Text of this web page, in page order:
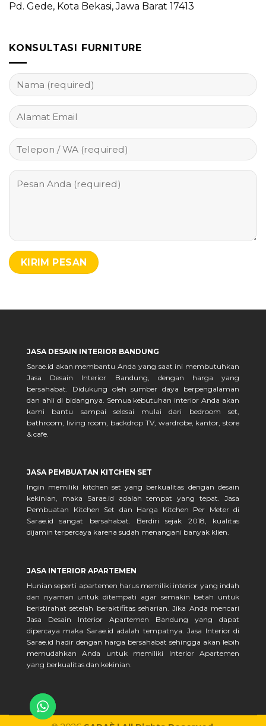
Pd. Gede, Kota Bekasi, Jawa Barat 17413
KONSULTASI FURNITURE
JASA DESAIN INTERIOR BANDUNG
Sarae.id akan membantu Anda yang saat ini membutuhkan
Jasa Desain Interior Bandung, dengan harga yang
bersahabat. Didukung oleh sumber daya berpengalaman
dan ahli di bidangnya. Semua kebutuhan interior Anda akan
kami bantu sampai selesai mulai dari bedroom set,
bathroom, living room, backdrop TV, wardrobe, kantor, store
& cafe.
JASA PEMBUATAN KITCHEN SET
Ingin memiliki kitchen set yang berkualitas dengan desain
kekinian, maka Sarae.id adalah tempat yang tepat. Jasa
Pembuatan Kitchen Set dan Harga Kitchen Per Meter di
Sarae.id sangat bersahabat. Berdiri sejak 2018, kualitas
dijamin terpercaya karena sudah menangani banyak klien.
JASA INTERIOR APARTEMEN
Hunian seperti apartemen harus memiliki interior yang indah
dan nyaman untuk ditempati agar semakin betah untuk
beristirahat setelah beraktifitas seharian. Jika Anda mencari
Jasa Desain Interior Apartemen Bandung yang dapat
dipercaya maka Sarae.id adalah tempatnya. Jasa Interior di
Sarae.id hadir dengan harga bersahabat sehingga akan lebih
memudahkan Anda untuk memiliki Interior Apartemen
yang berkualitas dan kekinian.